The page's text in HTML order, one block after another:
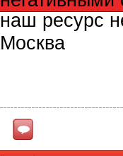
наш ресурс
Москва